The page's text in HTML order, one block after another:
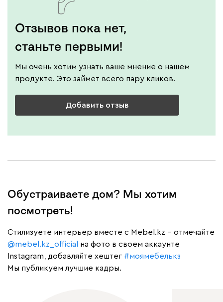
Отзывов пока нет,
станьте первыми!
Мы очень хотим узнать ваше мнение о нашем
продукте. Это займет всего пару кликов.
Добавить отзыв
Обустраиваете дом? Мы хотим
посмотреть!
Cтилизуете интерьер вместе с Mebel.kz – отмечайте
@mebel.kz_official
на фото в своем аккаунте
Instagram, добавляйте хештег #моямебелькз
Мы публикуем лучшие кадры.